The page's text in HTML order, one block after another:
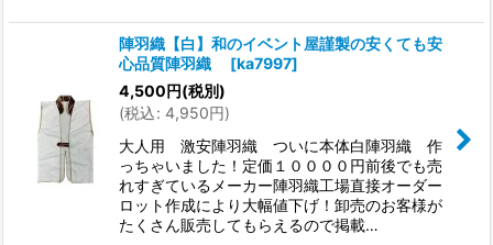
陣羽織【白】和のイベント屋謹製の安くても安
心品質陣羽織
[ka7997]
4,500円(税別)
(税込: 4,950円)
大人用 激安陣羽織 ついに本体白陣羽織 作
っちゃいました！定価１００００円前後でも売
れすぎているメーカー陣羽織工場直接オーダー
ロット作成により大幅値下げ！卸売のお客様が
たくさん販売してもらえるので掲載…